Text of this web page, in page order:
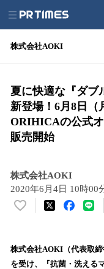
株式会社AOKI
夏に快適な『ダブ
新登場！6月8日（
ORIHICAの公式
販売開始
株式会社AOKI
2020年6月4日 10時00
い
！
数
株式会社AOKI（代表取
を受け、『抗菌・洗える